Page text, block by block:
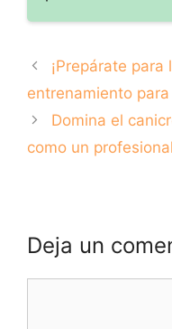
¡Prepárate
entrenamiento
Domina el
como un profesional
Deja un